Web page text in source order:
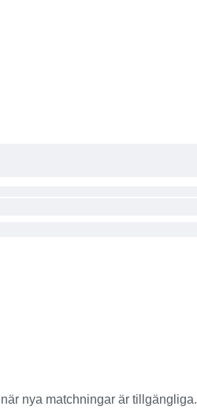
nya matchningar är tillgängliga.